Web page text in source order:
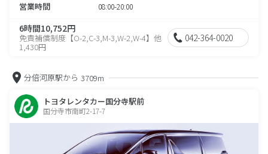
営業時間 08:00-20:00
6時間10,752円
免責補償制度【O-2,C-3,M-3,W-2,W-4】他
1,430円
042-364-0020
分倍河原駅から 3709m
トヨタレンタカー国分寺駅前
国分寺市南町2-17-7